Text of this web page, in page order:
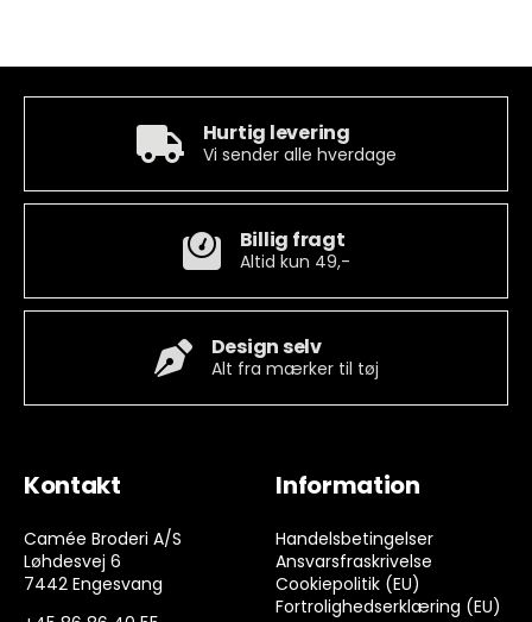
Hurtig levering
Vi sender alle hverdage
Billig fragt
Altid kun 49,-
Design selv
Alt fra mærker til tøj
Kontakt
Camée Broderi A/S
Løhdesvej 6
7442 Engesvang
Information
Handelsbetingelser
Ansvarsfraskrivelse
Cookiepolitik (EU)
Fortrolighedserklæring (EU)